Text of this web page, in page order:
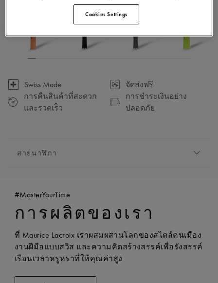
Swiss Made
จัดส่งฟรี
การคืนสินค้าที่สะดวก
และรวดเร็ว
การชำระเงินอย่าง
ปลอดภัย
สายนาฬิกา
ความเข้ากันได้:
AI6058 และ AI6158
ความกว้าง: 25 มม.
มีระบบเปลี่ยนแบบง่าย:
ใช่
#MasterYourTime
การผลิตของเรา
ที่ Maurice Lacroix เราผสมผสานโลกของสไตล์คนเมือง
งานฝีมือแบบสวิส และความคิดสร้างสรรค์เพื่อรังสรรค์
เรือนเวลาหรูหราที่ให้คุณค่าสูง
Cookies Settings